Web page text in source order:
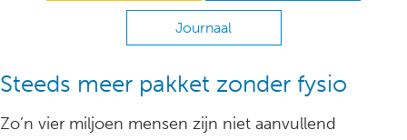
Journaal
Steeds meer pakket zonder fysio
Zo’n vier miljoen mensen zijn niet aanvullend